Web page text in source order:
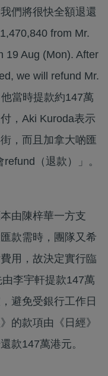
們將很快全額退還
from Mr.
19 Aug (Mon). After
we will refund Mr.
當時提款約147萬
，Aki Kuroda表示
，而且加拿大啲匯
（退款）」。
由陳梓華一方支
款需時，團隊又希
用，故決定實行臨
李宇軒提款147萬
避免受銀行工作日
的款項由《日經》
款147萬港元。